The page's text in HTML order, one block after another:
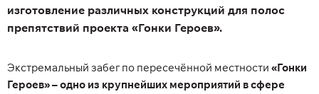
изготовление различных конструкций для полос
препятствий проекта «Гонки Героев».
Экстремальный забег по пересечённой местности «Гонки
Героев»– одно из крупнейших мероприятий в сфере